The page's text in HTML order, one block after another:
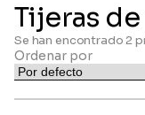
Tijeras
Se han encontrado2
Ordenar por